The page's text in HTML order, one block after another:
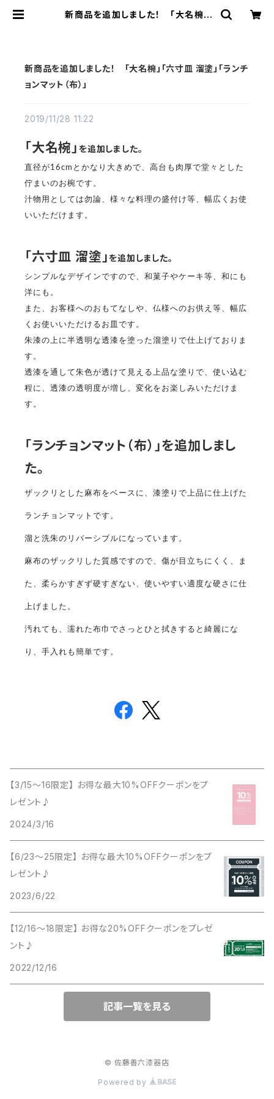
新商品を追加しました！ 「大名椀」
新商品を追加しました！ 「大名椀」「六寸皿 溜塗」「ランチ
ョンマット（布）」
2019/11/28 11:22
「大名椀」 を追加しました。
直径が16cmとかなり大きめで、高台も肉厚で堂々とした
佇まいのお椀です。
汁物用としては勿論、様々な料理の盛付け等、幅広くお使
いいただけます。
「六寸皿 溜塗」を追加しました。
シンプルなデザインですので、和菓子やケーキ等、和にも
洋にも。
また、お客様へのおもてなしや、仏様へのお供え等、幅広
くお使いいただけるお皿です。
朱漆の上に半透明な透漆を塗った溜塗りで仕上げておりま
す。
透漆を通して朱色が透けて見える上品な塗りで、使い込む
程に、透漆の透明度が増し、変化をお楽しみいただけま
す。
「ランチョンマット（布）」を追加しまし
た。
ザックリとした麻布をベースに、漆塗りで上品に仕上げた
ランチョンマットです。
溜と洗朱のリバーシブルになっています。
麻布のザックリした質感ですので、傷が目立ちにくく、ま
た、柔らかすぎず硬すぎない、使いやすい適度な硬さに仕
上げました。
汚れても、濡れた布巾でさっとひと拭きすると綺麗にな
り、手入れも簡単です。
【3/15〜16限定】 お得な最大10%OFFクーポンをプ
レゼント♪
2024/3/16
【6/23〜25限定】 お得な最大10%OFFクーポンをプ
レゼント♪
2023/6/22
【12/16〜18限定】 お得な20%OFFクーポンをプレゼ
ント♪
2022/12/16
記事一覧を見る
© 佐藤善六漆器店
Powered by